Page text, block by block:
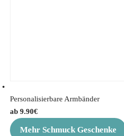
Personalisierbare Armbänder
9.90€
Mehr Schmuck Geschenke